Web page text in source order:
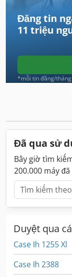
Đăng tin
11 triệu
*mỗi tin đăng/tháng
Đã qua sử
Bây giờ tìm
200.000 máy
Duyệt qua
Case Ih 1255 Xl
Case Ih 2388